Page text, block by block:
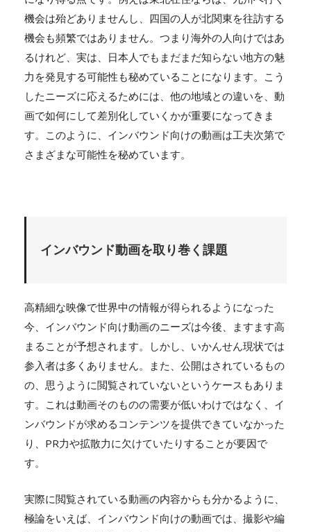
機会は殆どありませんし、四国の人が北関東を往訪する
機会も頻繁ではありません。つまり海外の人向けではあ
るけれど、実は、日本人でもまだまだ知らない地方の魅
力を発見する可能性も秘めていることになります。こう
したニーズに応えるためには、他の地域との違いを、動
画で如何にして差別化していくかが重要になってきま
す。このように、インバウンド向けの動画は工夫次第で
さまざまな可能性を秘めています。
インバウンド動画を取り巻く課題
高精細な映像で世界中の情報が得られるようになった
今、インバウンド向け動画のニーズは今後、ますます高
まることが予想されます。しかし、いかんせん現状では
参入者は多くありません。また、公開はされているもの
の、思うように閲覧されていないというケースもありま
す。これは動画そのものの需要が低いわけではなく、イ
ンバウンドが求めるコンテンツを提供できていなかった
り、PR力や拡散力に欠けていたりすることが要因で
す。
実際に閲覧されている動画の内容からも分かるように、
極論をいえば、インバウンド向けの動画では、撮影や編